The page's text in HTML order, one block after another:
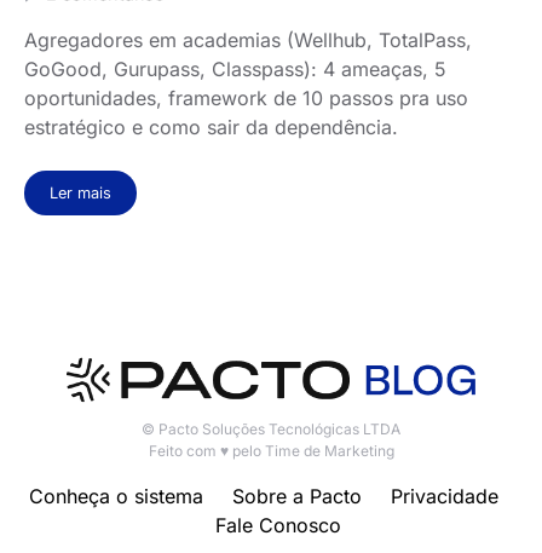
Agregadores em academias (Wellhub, TotalPass,
GoGood, Gurupass, Classpass): 4 ameaças, 5
oportunidades, framework de 10 passos pra uso
estratégico e como sair da dependência.
Ler mais
© Pacto Soluções Tecnológicas LTDA
Feito com ♥ pelo Time de Marketing
Conheça o sistema Sobre a Pacto
Privacidade
Fale Conosco